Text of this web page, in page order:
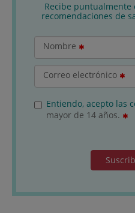
Recibe puntualmente
recomendaciones de
Nombre
Correo electrónico
Entiendo, acepto las
mayor de 14 años.